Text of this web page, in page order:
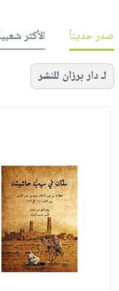
صدر حديثاً الأكثر
لـ دار برزان للنشر